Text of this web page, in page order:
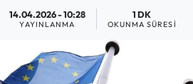
14.04.2026 - 10:28
YAYINLANMA
1 DK
OKUNMA SÜRESI
Yazarlar